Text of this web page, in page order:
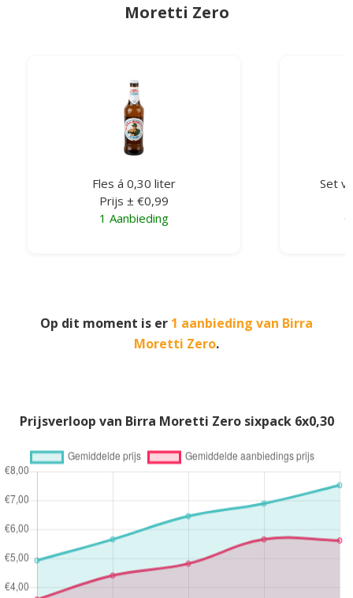
Moretti Zero
Fles á 0,30 liter
Prijs ± €0,99
1 Aanbieding
Set
Op dit moment is er 1 aanbieding van Birra
Moretti Zero.
Prijsverloop van Birra Moretti Zero sixpack 6x0,30